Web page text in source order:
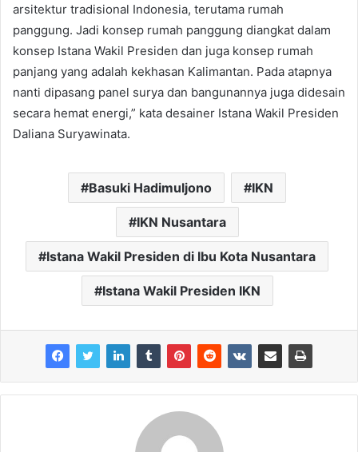
arsitektur tradisional Indonesia, terutama rumah
panggung. Jadi konsep rumah panggung diangkat dalam
konsep Istana Wakil Presiden dan juga konsep rumah
panjang yang adalah kekhasan Kalimantan. Pada atapnya
nanti dipasang panel surya dan bangunannya juga didesain
secara hemat energi,” kata desainer Istana Wakil Presiden
Daliana Suryawinata.
Basuki Hadimuljono IKN
IKN Nusantara
Istana Wakil Presiden di Ibu Kota Nusantara
Istana Wakil Presiden IKN